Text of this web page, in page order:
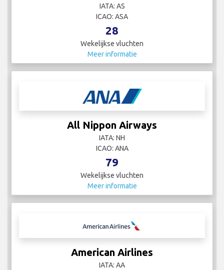
IATA: AS
ICAO: ASA
28
Wekelijkse vluchten
Meer informatie
All Nippon Airways
IATA: NH
ICAO: ANA
79
Wekelijkse vluchten
Meer informatie
American Airlines
IATA: AA